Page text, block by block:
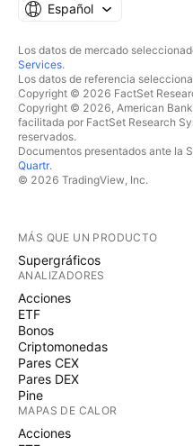
Español
Los datos de mercado
Services.
Los datos de referencia
Copyright © 2026 FactSet
Copyright © 2026, American
facilitada por FactSet Research
reservados.
Documentos presentados ante la
Quartr.
© 2026 TradingView, Inc.
MÁS QUE UN PRODUCTO
Supergráficos
ANALIZADORES
Acciones
ETF
Bonos
Criptomonedas
Pares CEX
Pares DEX
Pine
MAPAS DE CALOR
Acciones